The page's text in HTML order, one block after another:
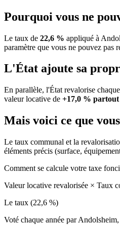
Pourquoi vous ne
Le taux de 22,6 % appliqué à
paramètre que vous ne pouvez pas
L'État ajoute sa
En parallèle, l'État revalorise
valeur locative de +17,0 %
Mais voici ce que vous
Le taux communal et la
éléments précis (surface,
Comment se calcule votre taxe
Valeur locative revalorisée × Taux
Le taux (22,6 %)
Voté chaque année par